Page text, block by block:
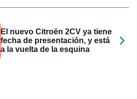
El nuevo Citroën 2CV ya tiene
fecha de presentación, y está
a la vuelta de la esquina